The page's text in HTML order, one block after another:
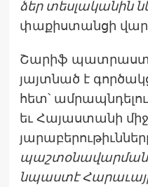
ձեր տեսլականին
փաքիստանցի
Շարիֆ
յայտնած է
հետ՝
եւ Հայաստանի
պաշտօնավարման
նպաստէ